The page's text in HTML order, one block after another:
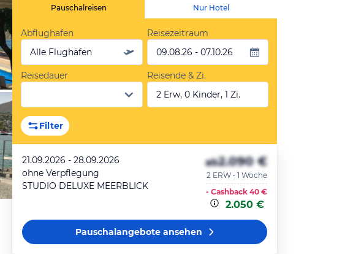
Pauschalreisen Nur Hotel
Abflughafen
Alle Flughäfen
Reisezeitraum
09.08.26 - 07.10.26
Reisedauer
Reisende & Zi.
2 Erw, 0 Kinder, 1 Zi.
Filter
21.09.2026 - 28.09.2026
ohne Verpflegung
STUDIO DELUXE MEERBLICK
ab2.090 €
2 ERW • 1 Woche
- Cashback 40 €
2.050 €
Pauschalangeboteansehen